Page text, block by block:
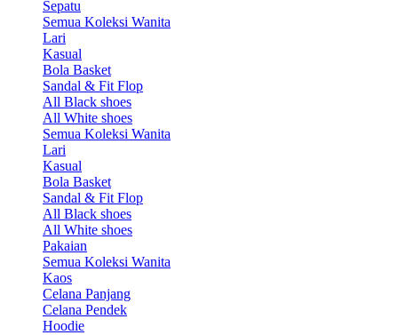
Sepatu
Semua Koleksi Wanita
Lari
Kasual
Bola Basket
Sandal & Fit Flop
All Black shoes
All White shoes
Semua Koleksi Wanita
Lari
Kasual
Bola Basket
Sandal & Fit Flop
All Black shoes
All White shoes
Pakaian
Semua Koleksi Wanita
Kaos
Celana Panjang
Celana Pendek
Hoodie